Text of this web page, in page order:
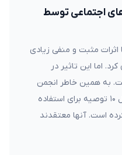
اجتماعی توسط
مثبت و منفی زیادی
اما این تاثیر در
به همین خاطر انجمن
روانشناسی آمریکا یک دستورالعمل شامل ۱۰ توصیه برای استفاده
است. آنها معتقدند